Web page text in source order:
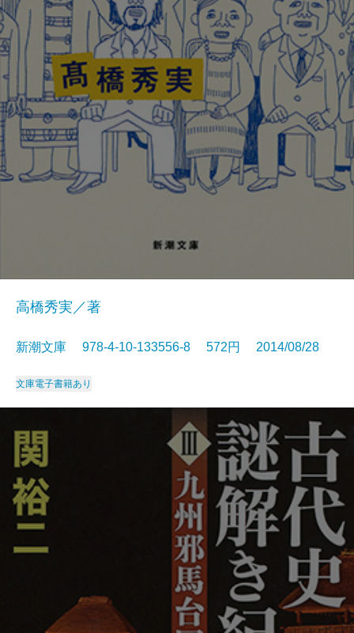
高橋秀実／著
新潮文庫 978-4-10-133556-8 572円 2014/08/28
文庫電子書籍あり